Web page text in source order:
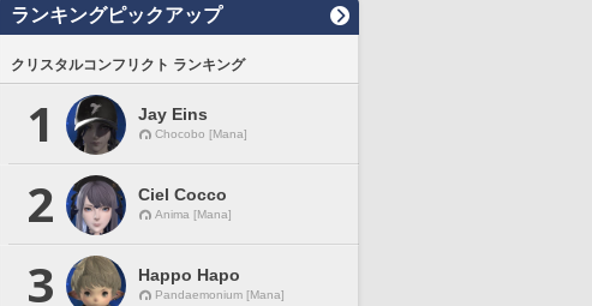
ランキングピックアップ
クリスタルコンフリクト ランキング
1 Jay Eins
Chocobo [Mana]
2 Ciel Cocco
Anima [Mana]
3 Happo Hapo
Pandaemonium [Mana]